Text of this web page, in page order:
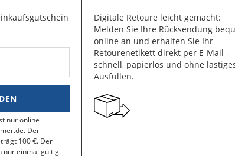
nur online
Der
100 €. Der
nur einmal gültig.
Digitale Retoure leicht gemacht:
Melden Sie Ihre Rücksendung
online an und erhalten Sie Ihr
Retourenetikett direkt per E-Mail –
schnell, papierlos und ohne
Ausfüllen.